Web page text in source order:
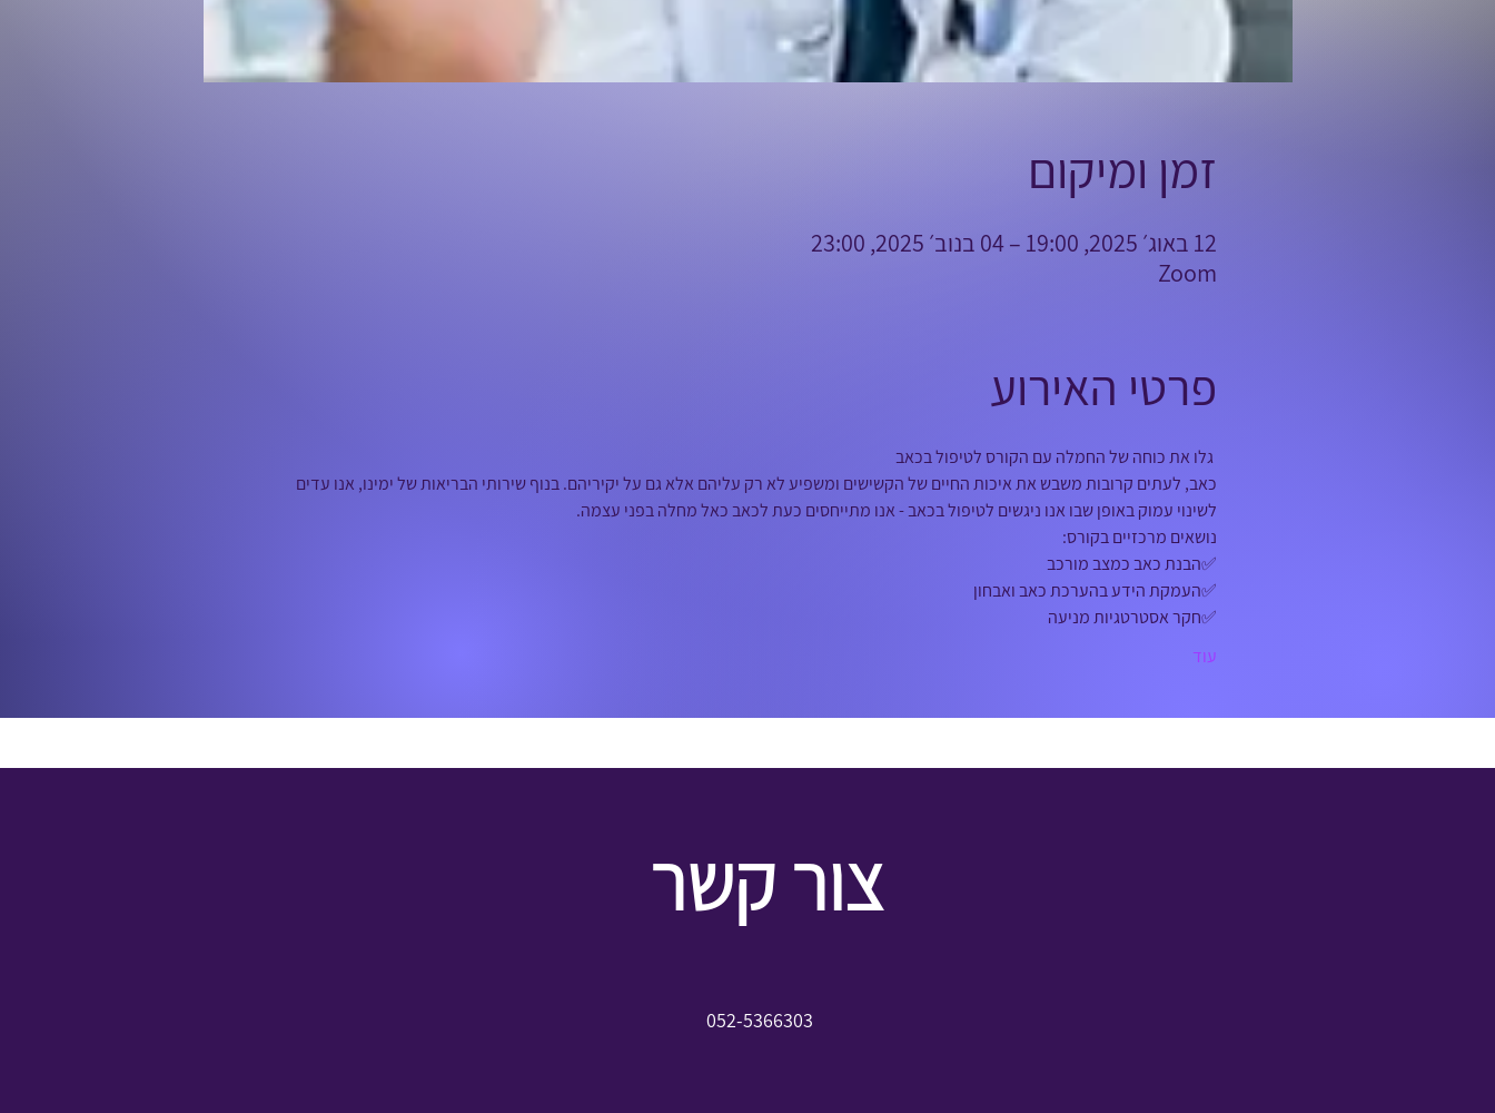
זמן ומיקום
12 באוג׳ 2025, 19:00 – 04 בנוב׳ 2025, 23:00
Zoom
פרטי האירוע
גלו את כוחה של החמלה עם הקורס לטיפול בכאב
כאב, לעתים קרובות משבש את איכות החיים של הקשישים ומשפיע לא רק עליהם אלא גם על יקיריהם. בנוף שירותי הבריאות של ימינו, אנו עדים
לשינוי עמוק באופן שבו אנו ניגשים לטיפול בכאב - אנו מתייחסים כעת לכאב כאל מחלה בפני עצמה.
נושאים מרכזיים בקורס:
✅הבנת כאב כמצב מורכב
✅העמקת הידע בהערכת כאב ואבחון
✅חקר אסטרטגיות מניעה
עוד
052-5366303
צור קשר